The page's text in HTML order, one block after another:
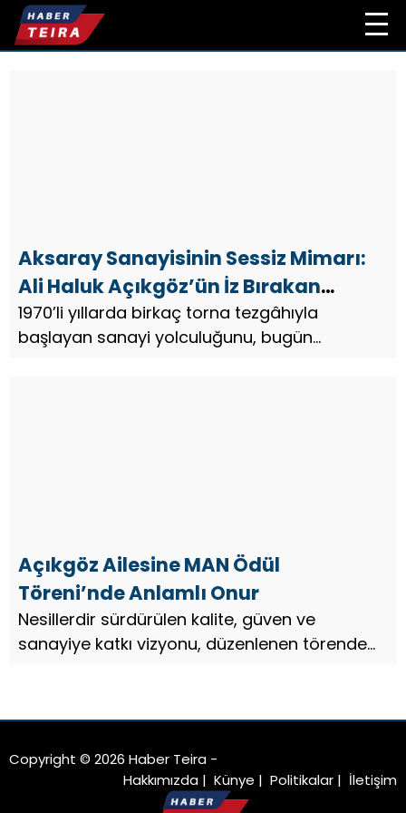
Aksaray Sanayisinin Sessiz Mimarı:
Ali Haluk Açıkgöz’ün İz Bırakan
Yolculuğu
1970’li yıllarda birkaç torna tezgâhıyla
başlayan sanayi yolculuğunu, bugün
Açıkgöz Ailesine MAN Ödül
Töreni’nde Anlamlı Onur
Nesillerdir sürdürülen kalite, güven ve
sanayiye katkı vizyonu, düzenlenen törende
Copyright © 2026 Haber Teira -
Hakkımızda | Künye | Politikalar | İletişim